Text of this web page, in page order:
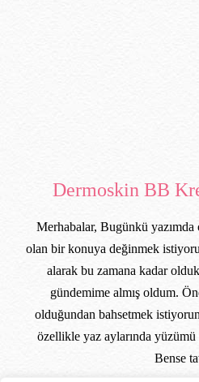
Dermoskin BB
Merhabalar, Bugünkü yazımda
olan bir konuya değinmek
alarak bu zamana kadar
gündemime almış oldum.
olduğundan bahsetmek
özellikle yaz aylarında
Bense